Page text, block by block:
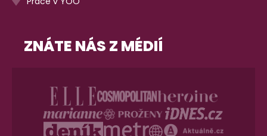
ZNÁTE NÁS Z MÉDIÍ